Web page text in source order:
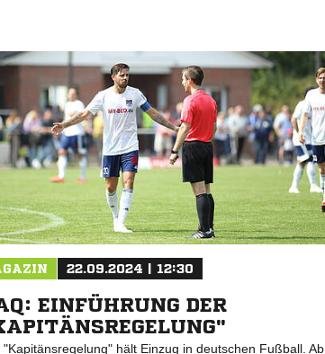
22.09.2024 | 12:30
EINFÜHRUNG DER
"Kapitänsregelung" hält Einzug in deutschen Fußball. Ab